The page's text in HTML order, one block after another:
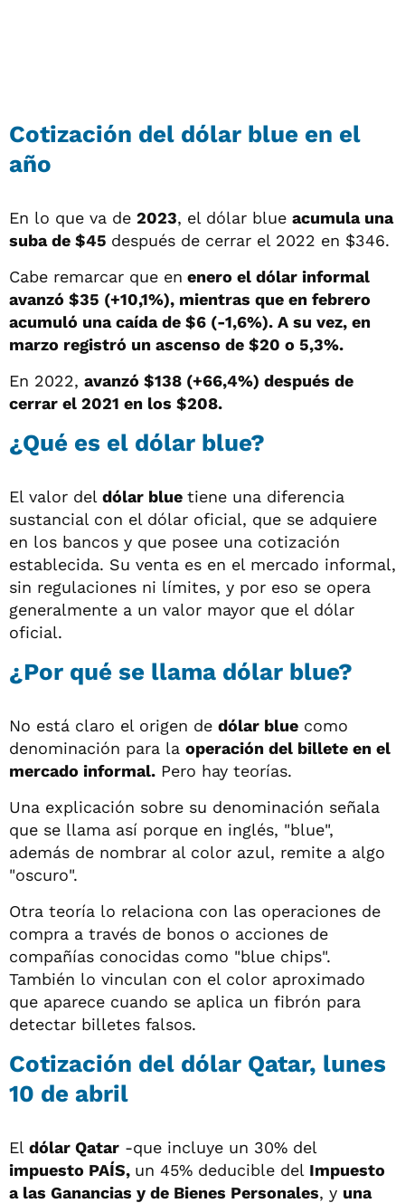
Cotización del dólar blue en el
año
En lo que va de 2023, el dólar blue acumula una
suba de $45 después de cerrar el 2022 en $346.
Cabe remarcar que en enero el dólar informal
avanzó $35 (+10,1%), mientras que en febrero
acumuló una caída de $6 (-1,6%). A su vez, en
marzo registró un ascenso de $20 o 5,3%.
En 2022, avanzó $138 (+66,4%) después de
cerrar el 2021 en los $208.
¿Qué es el dólar blue?
El valor del dólar blue tiene una diferencia
sustancial con el dólar oficial, que se adquiere
en los bancos y que posee una cotización
establecida. Su venta es en el mercado informal,
sin regulaciones ni límites, y por eso se opera
generalmente a un valor mayor que el dólar
oficial.
¿Por qué se llama dólar blue?
No está claro el origen de dólar blue como
denominación para la operación del billete en el
mercado informal. Pero hay teorías.
Una explicación sobre su denominación señala
que se llama así porque en inglés, "blue",
además de nombrar al color azul, remite a algo
"oscuro".
Otra teoría lo relaciona con las operaciones de
compra a través de bonos o acciones de
compañías conocidas como "blue chips".
También lo vinculan con el color aproximado
que aparece cuando se aplica un fibrón para
detectar billetes falsos.
Cotización del dólar Qatar, lunes
10 de abril
El dólar Qatar -que incluye un 30% del
impuesto PAÍS, un 45% deducible del Impuesto
a las Ganancias y de Bienes Personales, y una